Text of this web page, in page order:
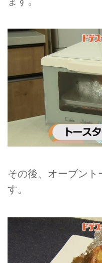
その後、オーブント
す。